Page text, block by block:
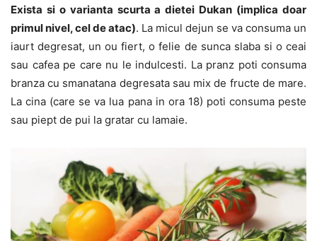
Exista si o varianta scurta a dietei Dukan (implica doar
primul nivel, cel de atac). La micul dejun se va consuma un
iaurt degresat, un ou fiert, o felie de sunca slaba si o ceai
sau cafea pe care nu le indulcesti. La pranz poti consuma
branza cu smanatana degresata sau mix de fructe de mare.
La cina (care se va lua pana in ora 18) poti consuma peste
sau piept de pui la gratar cu lamaie.